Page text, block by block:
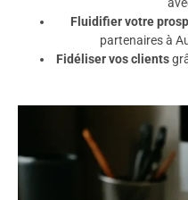
Fluidifier votre
partenaires à
Fidéliser vos clients